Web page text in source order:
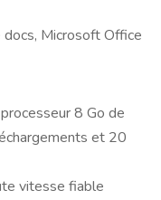
docs, Microsoft Office
8 Go de
et 20
vitesse fiable